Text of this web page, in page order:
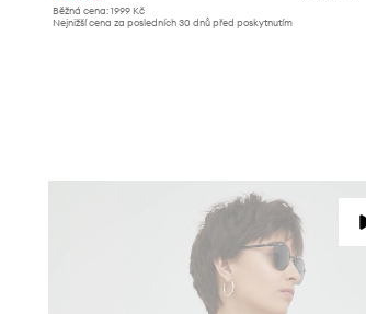
Běžná cena: 1999 Kč
Nejnižší cena za posledních 30 dnů před poskytnutím